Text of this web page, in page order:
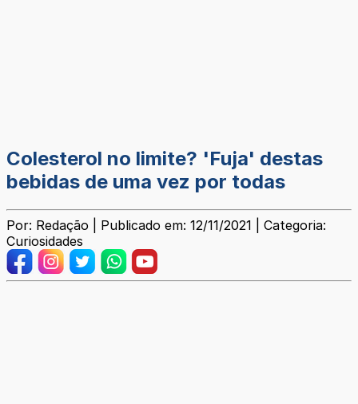
Colesterol no limite? 'Fuja' destas
bebidas de uma vez por todas
Por: Redação | Publicado em: 12/11/2021 | Categoria:
Curiosidades